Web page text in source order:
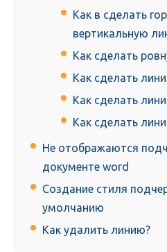
Как в сделать
вертикальную
Как сделать
Как сделать
Как сделать
Как сделать
Не отображаются
документе word
Создание стиля
умолчанию
Как удалить линию?